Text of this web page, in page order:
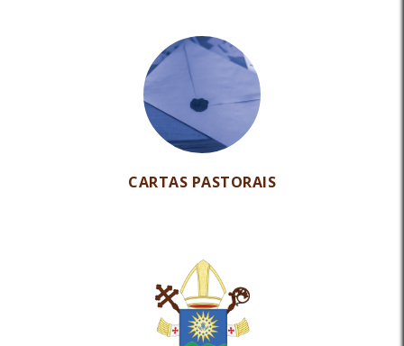
CARTAS PASTORAIS